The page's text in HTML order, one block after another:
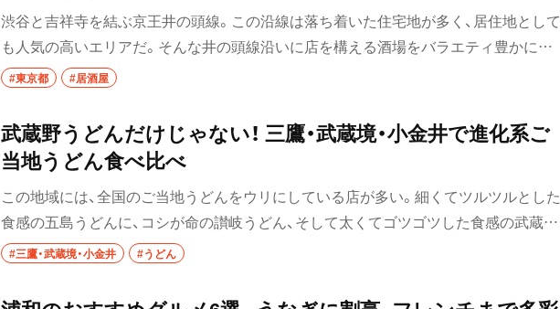
渋谷と吉祥寺を結ぶ京王井の頭線。この沿線は落ち着いた住宅地が多く、居住地として
も人気の高いエリアだ。そんな井の頭線沿いに店を構える酒場をバラエティ豊かに紹
介する。どの店も、地元に密着したアットホームな雰囲気を持っているのが共通。地元
ては？
#東京都 #居酒屋
武蔵野うどんだけじゃない！ 三鷹・武蔵境・小金井で進化系ご
当地うどん食べ比べ
この地域には、全国のご当地うどんをウリにしている店が多い。細くてツルツルとした
食感の五島うどんに、コシが命の讃岐うどん、そして太くてゴツゴツした食感の武蔵野
うどん……。地域によって異なる麺を食べ比べながら、うどんの奥深さに触れてみるの
#三鷹・武蔵境・小金井 #うどん